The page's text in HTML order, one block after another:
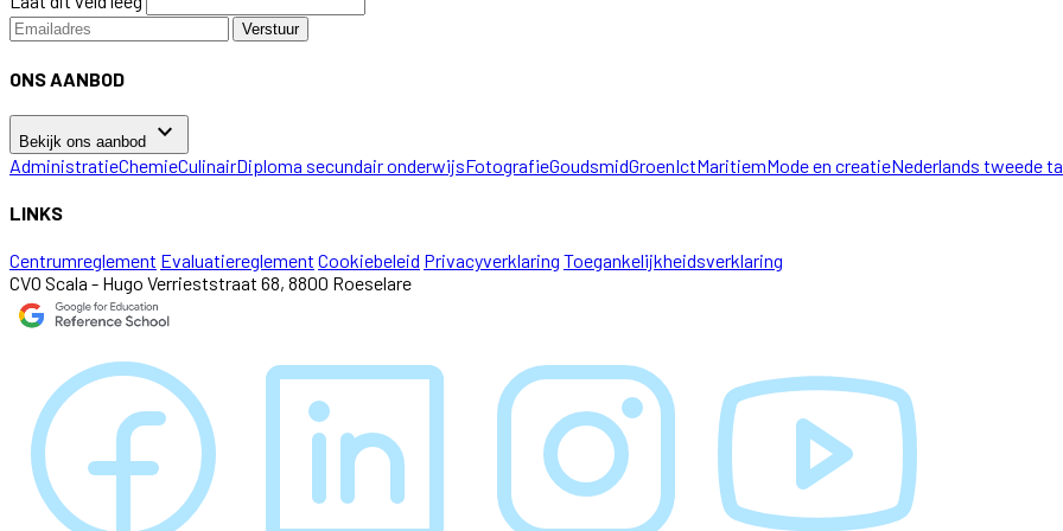
Verstuur
ONS AANBOD
Bekijk ons aanbod keyboard_arrow_down
AdministratieChemieCulinairDiploma secundair onderwijsFotografieGoudsmidGroenIctMaritiemMode en creatieNederlands tweede
LINKS
Centrumreglement Evaluatiereglement Cookiebeleid Privacyverklaring Toegankelijkheidsverklaring
CVO Scala - Hugo Verrieststraat 68, 8800 Roeselare